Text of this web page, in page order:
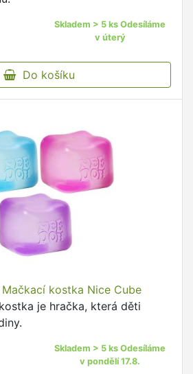
Skladem > 5 ks Odesíláme
v úterý
Do košíku
kostka Nice Cube
je hračka, která děti
Skladem > 5 ks Odesíláme
v pondělí 17.8.